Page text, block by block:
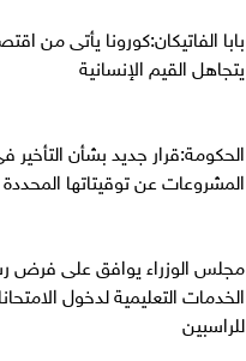
بابا الفاتيكان:كورونا يأتى من
يتجاهل القيم الإنسانية
الحكومة:قرار جديد بشأن التأخير
المشروعات عن توقيتاتها المحددة
مجلس الوزراء يوافق على فرض
الخدمات التعليمية لدخول
للراسبين